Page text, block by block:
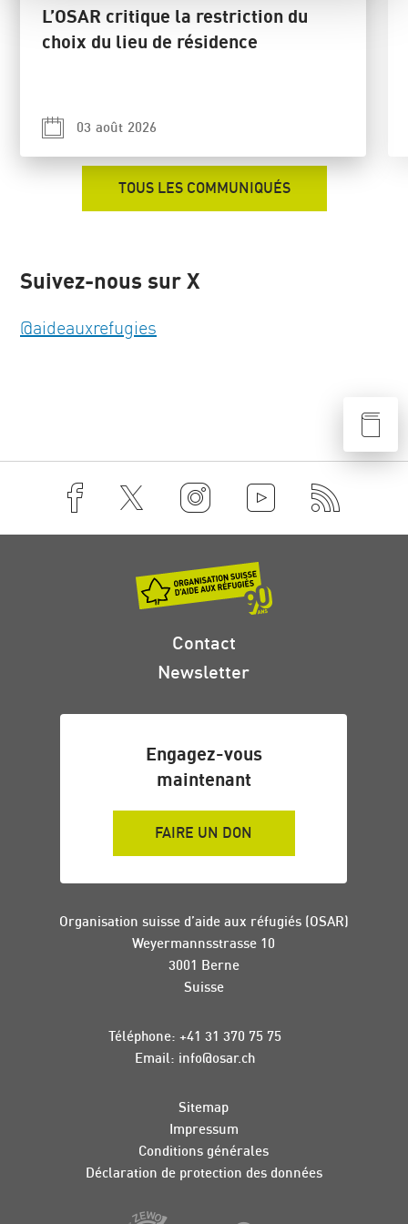
L’OSAR critique la restriction du
choix du lieu de résidence
03 août 2026
TOUS LES COMMUNIQUÉS
Suivez-nous sur X
@aideauxrefugies
Contact
Newsletter
Engagez-vous
maintenant
FAIRE UN DON
Organisation suisse d’aide aux réfugiés (OSAR)
Weyermannsstrasse 10
3001 Berne
Suisse
Téléphone: +41 31 370 75 75
Email: info@osar.ch
Sitemap
Impressum
Conditions générales
Déclaration de protection des données